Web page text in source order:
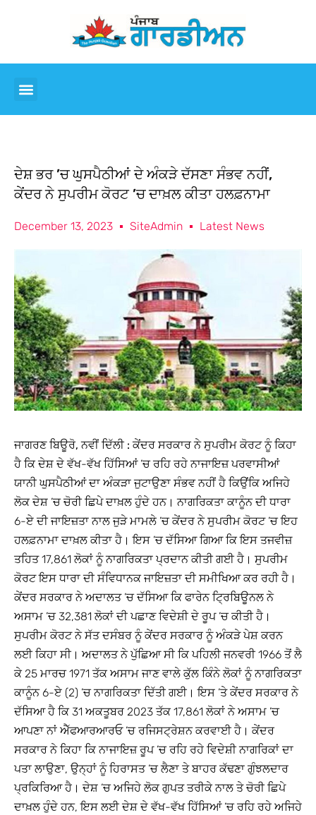
ਦੇਸ਼ ਭਰ ’ਚ ਘੁਸਪੈਠੀਆਂ ਦੇ ਅੰਕੜੇ ਦੱਸਣਾ ਸੰਭਵ ਨਹੀਂ,
ਕੇਂਦਰ ਨੇ ਸੁਪਰੀਮ ਕੋਰਟ ’ਚ ਦਾਖ਼ਲ ਕੀਤਾ ਹਲਫ਼ਨਾਮਾ
December 13, 2023 SiteAdmin Latest News
ਜਾਗਰਣ ਬਿਊਰੋ, ਨਵੀਂ ਦਿੱਲੀ :ਕੇਂਦਰ ਸਰਕਾਰ ਨੇ ਸੁਪਰੀਮ ਕੋਰਟ ਨੂੰ ਕਿਹਾ
ਹੈ ਕਿ ਦੇਸ਼ ਦੇ ਵੱਖ-ਵੱਖ ਹਿੱਸਿਆਂ ’ਚ ਰਹਿ ਰਹੇ ਨਾਜਾਇਜ਼ ਪਰਵਾਸੀਆਂ
ਯਾਨੀ ਘੁਸਪੈਠੀਆਂ ਦਾ ਅੰਕੜਾ ਜੁਟਾਉਣਾ ਸੰਭਵ ਨਹੀਂ ਹੈ ਕਿਉਂਕਿ ਅਜਿਹੇ
ਲੋਕ ਦੇਸ਼ ’ਚ ਚੋਰੀ ਛਿਪੇ ਦਾਖ਼ਲ ਹੁੰਦੇ ਹਨ। ਨਾਗਰਿਕਤਾ ਕਾਨੂੰਨ ਦੀ ਧਾਰਾ
6-ਏ ਦੀ ਜਾਇਜ਼ਤਾ ਨਾਲ ਜੁੜੇ ਮਾਮਲੇ ’ਚ ਕੇਂਦਰ ਨੇ ਸੁਪਰੀਮ ਕੋਰਟ ’ਚ ਇਹ
ਹਲਫ਼ਨਾਮਾ ਦਾਖ਼ਲ ਕੀਤਾ ਹੈ। ਇਸ ’ਚ ਦੱਸਿਆ ਗਿਆ ਕਿ ਇਸ ਤਜਵੀਜ਼
ਤਹਿਤ 17,861 ਲੋਕਾਂ ਨੂੰ ਨਾਗਰਿਕਤਾ ਪ੍ਰਦਾਨ ਕੀਤੀ ਗਈ ਹੈ। ਸੁਪਰੀਮ
ਕੋਰਟ ਇਸ ਧਾਰਾ ਦੀ ਸੰਵਿਧਾਨਕ ਜਾਇਜ਼ਤਾ ਦੀ ਸਮੀਖਿਆ ਕਰ ਰਹੀ ਹੈ।
ਕੇਂਦਰ ਸਰਕਾਰ ਨੇ ਅਦਾਲਤ ’ਚ ਦੱਸਿਆ ਕਿ ਫਾਰੇਨ ਟ੍ਰਿਬਿਊਨਲ ਨੇ
ਅਸਾਮ ’ਚ 32,381 ਲੋਕਾਂ ਦੀ ਪਛਾਣ ਵਿਦੇਸ਼ੀ ਦੇ ਰੂਪ ’ਚ ਕੀਤੀ ਹੈ।
ਸੁਪਰੀਮ ਕੋਰਟ ਨੇ ਸੱਤ ਦਸੰਬਰ ਨੂੰ ਕੇਂਦਰ ਸਰਕਾਰ ਨੂੰ ਅੰਕੜੇ ਪੇਸ਼ ਕਰਨ
ਲਈ ਕਿਹਾ ਸੀ। ਅਦਾਲਤ ਨੇ ਪੁੱਛਿਆ ਸੀ ਕਿ ਪਹਿਲੀ ਜਨਵਰੀ 1966 ਤੋਂ ਲੈ
ਕੇ 25 ਮਾਰਚ 1971 ਤੱਕ ਅਸਾਮ ਜਾਣ ਵਾਲੇ ਕੁੱਲ ਕਿੰਨੇ ਲੋਕਾਂ ਨੂੰ ਨਾਗਰਿਕਤਾ
ਕਾਨੂੰਨ 6-ਏ (2) ’ਚ ਨਾਗਰਿਕਤਾ ਦਿੱਤੀ ਗਈ। ਇਸ ’ਤੇ ਕੇਂਦਰ ਸਰਕਾਰ ਨੇ
ਦੱਸਿਆ ਹੈ ਕਿ 31 ਅਕਤੂਬਰ 2023 ਤੱਕ 17,861 ਲੋਕਾਂ ਨੇ ਅਸਾਮ ’ਚ
ਆਪਣਾ ਨਾਂ ਐੱਫਆਰਆਰਓ ’ਚ ਰਜਿਸਟ੍ਰੇਸ਼ਨ ਕਰਵਾਈ ਹੈ। ਕੇਂਦਰ
ਸਰਕਾਰ ਨੇ ਕਿਹਾ ਕਿ ਨਾਜਾਇਜ਼ ਰੂਪ ’ਚ ਰਹਿ ਰਹੇ ਵਿਦੇਸ਼ੀ ਨਾਗਰਿਕਾਂ ਦਾ
ਪਤਾ ਲਾਉਣਾ, ਉਨ੍ਹਾਂ ਨੂੰ ਹਿਰਾਸਤ ’ਚ ਲੈਣਾ ਤੇ ਬਾਹਰ ਕੱਢਣਾ ਗੁੰਝਲਦਾਰ
ਪ੍ਰਕਿਰਿਆ ਹੈ। ਦੇਸ਼ ’ਚ ਅਜਿਹੇ ਲੋਕ ਗੁਪਤ ਤਰੀਕੇ ਨਾਲ ਤੇ ਚੋਰੀ ਛਿਪੇ
ਦਾਖ਼ਲ ਹੁੰਦੇ ਹਨ, ਇਸ ਲਈ ਦੇਸ਼ ਦੇ ਵੱਖ-ਵੱਖ ਹਿੱਸਿਆਂ ’ਚ ਰਹਿ ਰਹੇ ਅਜਿਹੇ